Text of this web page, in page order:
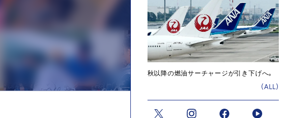
秋以降の燃油サーチャージが引き下げへ。
(ALL)